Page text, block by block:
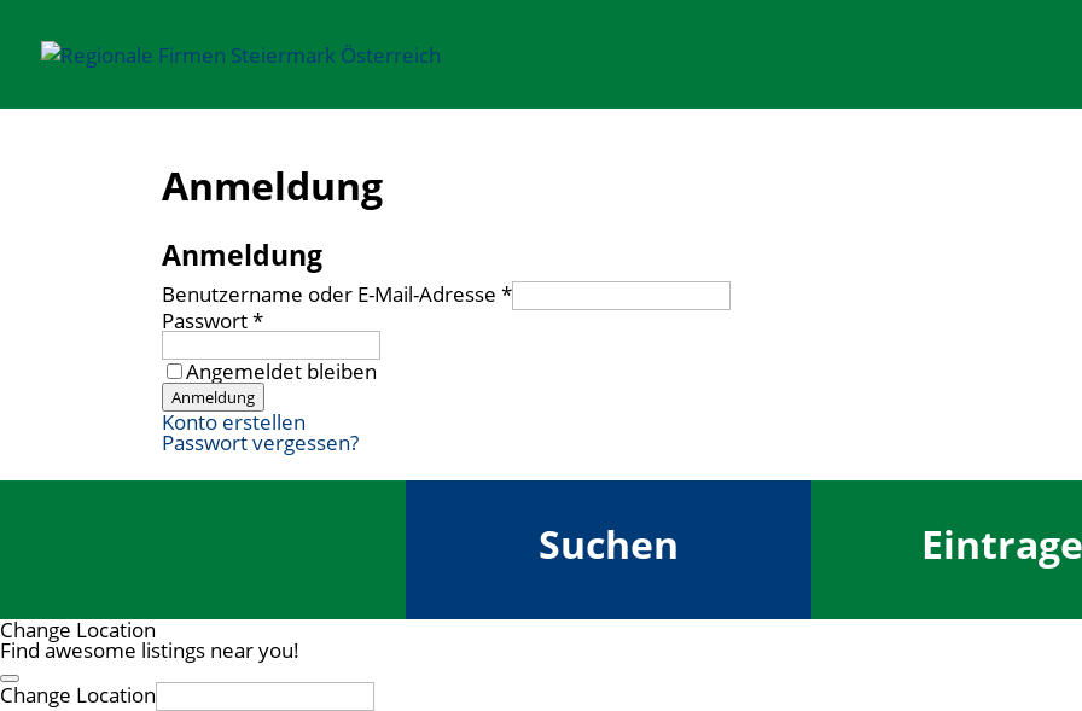
Anmeldung
Anmeldung
Benutzername oder E-Mail-Adresse*
Passwort*
Angemeldet bleiben
Anmeldung
Konto erstellen
Passwort vergessen?
Suchen
Change Location
Find awesome listings near you!
Change Location